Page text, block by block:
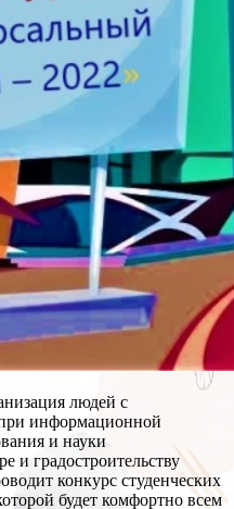
людей с
информационной
и науки
и градостроительству
конкурс студенческих
будет комфортно всем